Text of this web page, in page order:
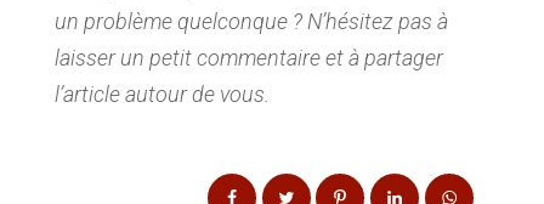
un problème quelconque ? N’hésitez pas à
laisser un petit commentaire et à partager
l’article autour de vous.